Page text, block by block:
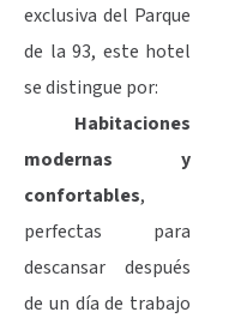
exclusiva del Parque
de la 93, este hotel
se distingue por:
Habitaciones
modernas y
confortables,
perfectas para
descansar después
de un día de trabajo